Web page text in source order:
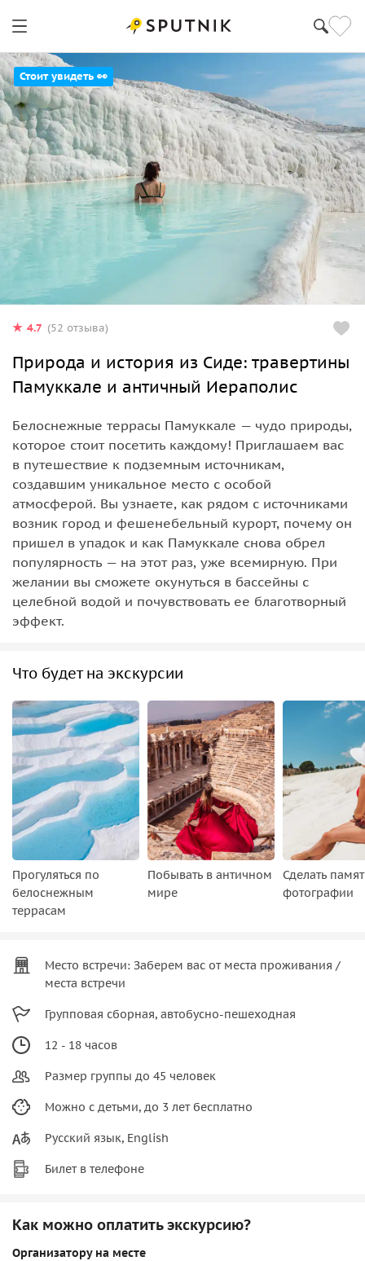
Стоит увидеть 👀
4.7 (52 отзыва)
Природа и история из Сиде: травертины
Памуккале и античный Иераполис
Белоснежные террасы Памуккале — чудо природы,
которое стоит посетить каждому! Приглашаем вас
в путешествие к подземным источникам,
создавшим уникальное место с особой
атмосферой. Вы узнаете, как рядом с источниками
возник город и фешенебельный курорт, почему он
пришел в упадок и как Памуккале снова обрел
популярность — на этот раз, уже всемирную. При
желании вы сможете окунуться в бассейны с
целебной водой и почувствовать ее благотворный
эффект.
Что будет на экскурсии
Прогуляться по
белоснежным
террасам
Побывать в античном
мире
Сделать
фотографии
Место встречи: Заберем вас от места проживания /
места встречи
Групповая сборная, автобусно-пешеходная
12 - 18 часов
Размер группы до 45 человек
Можно с детьми, до 3 лет бесплатно
Русский язык, English
Билет в телефоне
Как можно оплатить экскурсию?
Организатору на месте